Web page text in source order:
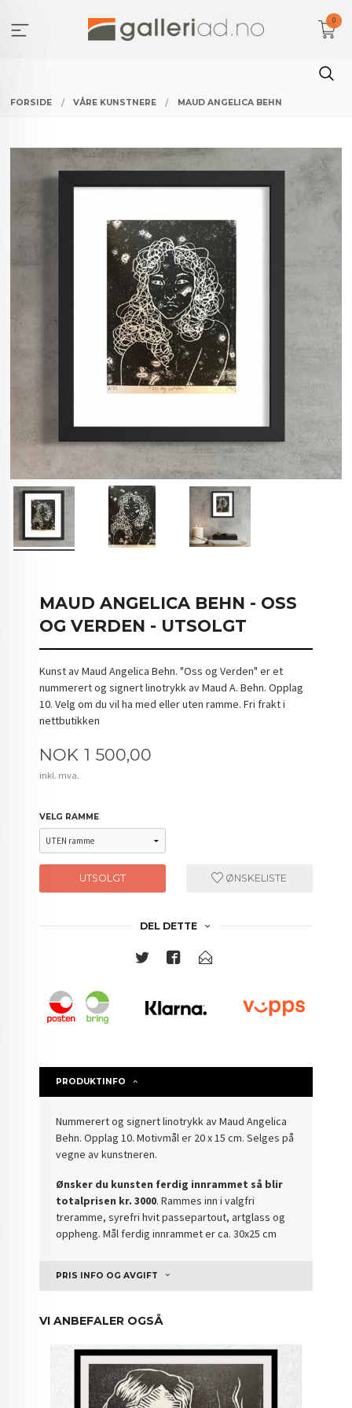
innholdet
0
FORSIDE VÅRE KUNSTNERE MAUD ANGELICA BEHN
MAUD ANGELICA BEHN - OSS
OG VERDEN - UTSOLGT
Kunst av Maud Angelica Behn. "Oss og Verden" er et
nummerert og signert linotrykk av Maud A. Behn. Opplag
10. Velg om du vil ha med eller uten ramme. Fri frakt i
nettbutikken
Pris
NOK 1 500,00
inkl. mva.
VELG RAMME
UTSOLGT ØNSKELISTE
DEL DETTE
PRODUKTINFO
Nummerert og signert linotrykk av Maud Angelica
Behn. Opplag 10. Motivmål er 20 x 15 cm. Selges på
vegne av kunstneren.
Ønsker du kunsten ferdig innrammet så blir
totalprisen kr. 3000. Rammes inn i valgfri
treramme, syrefri hvit passepartout, artglass og
oppheng. Mål ferdig innrammet er ca. 30x25 cm
PRIS INFO OG AVGIFT
VI ANBEFALER OGSÅ